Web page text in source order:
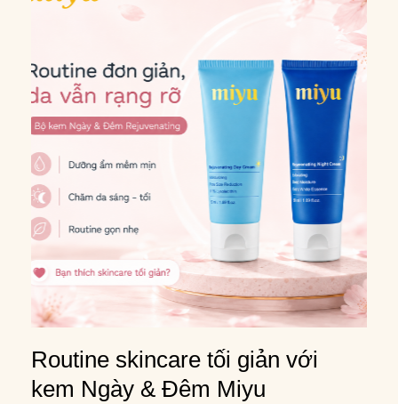
Routine skincare tối giản với
kem Ngày & Đêm Miyu